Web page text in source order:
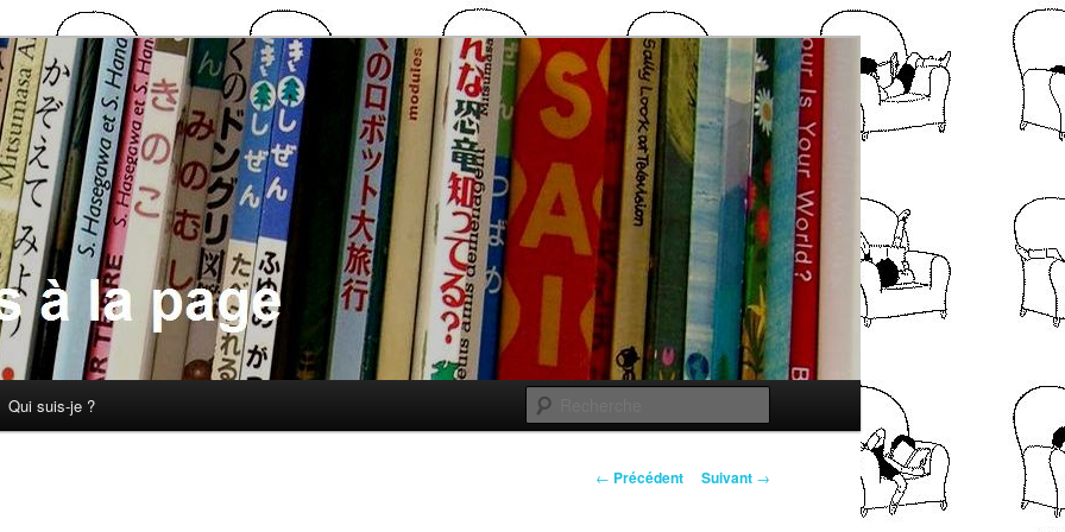
page
Qui suis-je ?
Navigation
← Précédent Suivant →